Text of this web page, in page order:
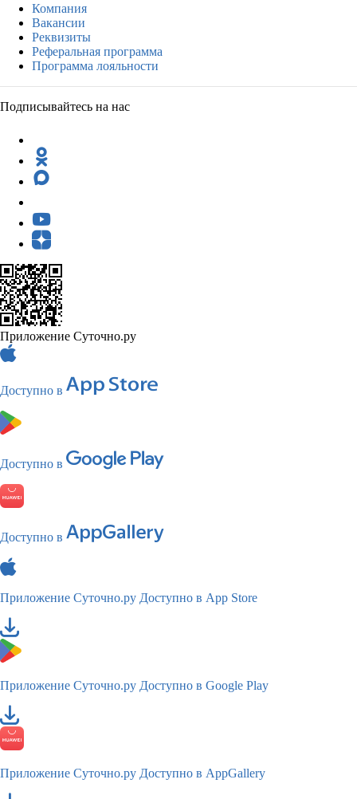
Компания
Вакансии
Реквизиты
Реферальная программа
Программа лояльности
Подписывайтесь на нас
Приложение Суточно.ру
Доступно в
Доступно в
Доступно в
Приложение Суточно.ру Доступно в App Store
Приложение Суточно.ру Доступно в Google Play
Приложение Суточно.ру Доступно в AppGallery